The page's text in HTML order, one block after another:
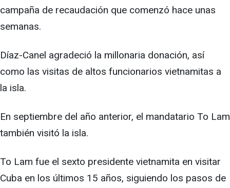
campaña de recaudación que comenzó hace unas
semanas.
Díaz-Canel agradeció la millonaria donación, así
como las visitas de altos funcionarios vietnamitas a
la isla.
En septiembre del año anterior, el mandatario To Lam
también visitó la isla.
To Lam fue el sexto presidente vietnamita en visitar
Cuba en los últimos 15 años, siguiendo los pasos de